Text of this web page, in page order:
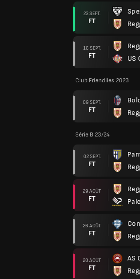
23 SEPT.
FT
16 SEPT.
FT
US
Club Friendlies 2023
09 SEPT.
FT
Série B 23/24
02 SEPT.
FT
29 AOÛT
FT
26 AOÛT
FT
20 AOÛT
FT
AS